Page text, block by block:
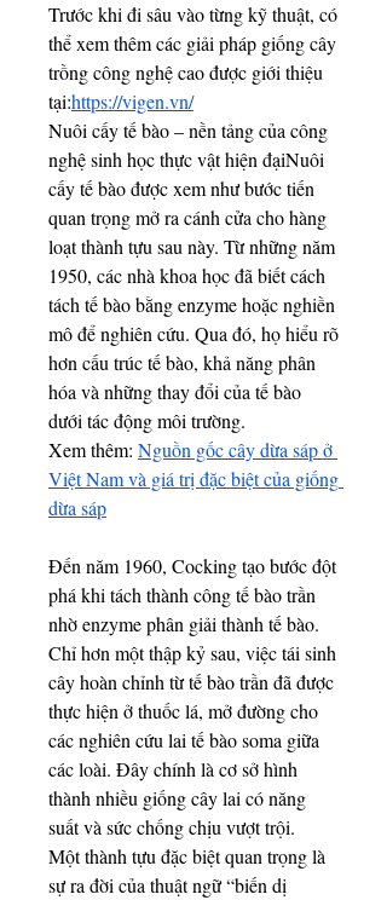
Trước khi đi sâu vào từng kỹ thuật, có
thể xem thêm các giải pháp giống cây
trồng công nghệ cao được giới thiệu
tại:https://vigen.vn/
Nuôi cấy tế bào – nền tảng của công
nghệ sinh học thực vật hiện đạiNuôi
cấy tế bào được xem như bước tiến
quan trọng mở ra cánh cửa cho hàng
loạt thành tựu sau này. Từ những năm
1950, các nhà khoa học đã biết cách
tách tế bào bằng enzyme hoặc nghiền
mô để nghiên cứu. Qua đó, họ hiểu rõ
hơn cấu trúc tế bào, khả năng phân
hóa và những thay đổi của tế bào
dưới tác động môi trường.
Xem thêm: Nguồn gốc cây dừa sáp ở
Việt Nam và giá trị đặc biệt của giống
dừa sáp
Đến năm 1960, Cocking tạo bước đột
phá khi tách thành công tế bào trần
nhờ enzyme phân giải thành tế bào.
Chỉ hơn một thập kỷ sau, việc tái sinh
cây hoàn chỉnh từ tế bào trần đã được
thực hiện ở thuốc lá, mở đường cho
các nghiên cứu lai tế bào soma giữa
các loài. Đây chính là cơ sở hình
thành nhiều giống cây lai có năng
suất và sức chống chịu vượt trội.
Một thành tựu đặc biệt quan trọng là
sự ra đời của thuật ngữ “biến dị